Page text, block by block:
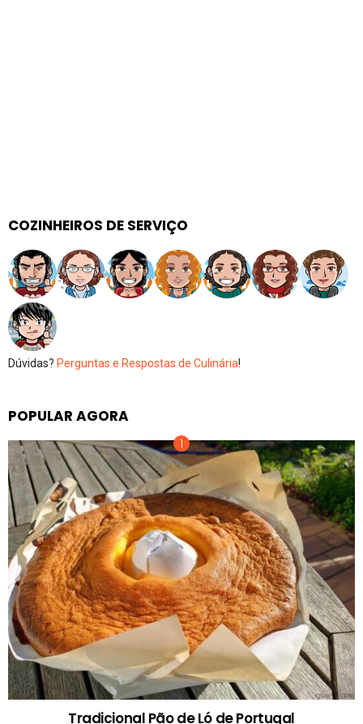
COZINHEIROS DE SERVIÇO
Dúvidas? Perguntas e Respostas de Culinária!
POPULAR AGORA
Tradicional Pão de Ló de Portugal